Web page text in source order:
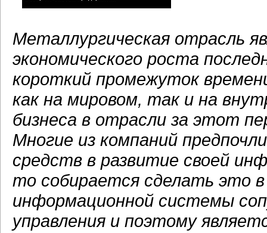
Металлургическая отрасль
экономического роста
короткий промежуток
как на мировом, так и на
бизнеса в отрасли за этот
Многие из компаний
средств в развитие своей
то собирается сделать это
информационной системы
управления и поэтому